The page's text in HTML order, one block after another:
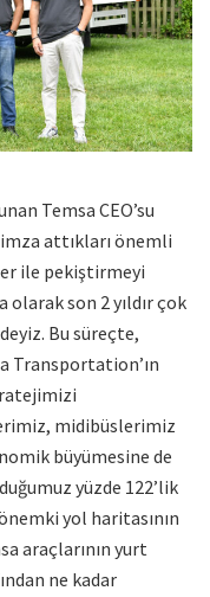
Temsa CEO’su
attıkları önemli
ile pekiştirmeyi
olarak son 2 yıldır çok
Bu süreçte,
Transportation’ın
midibüslerimiz
büyümesine de
yüzde 122’lik
yol haritasının
araçlarının yurt
ne kadar